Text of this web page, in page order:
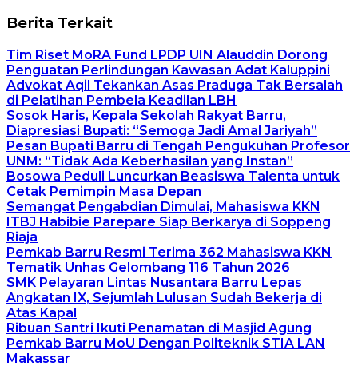
Berita Terkait
Tim Riset MoRA Fund LPDP UIN Alauddin Dorong
Penguatan Perlindungan Kawasan Adat Kaluppini
Advokat Aqil Tekankan Asas Praduga Tak Bersalah
di Pelatihan Pembela Keadilan LBH
Sosok Haris, Kepala Sekolah Rakyat Barru,
Diapresiasi Bupati: “Semoga Jadi Amal Jariyah”
Pesan Bupati Barru di Tengah Pengukuhan Profesor
UNM: “Tidak Ada Keberhasilan yang Instan”
Bosowa Peduli Luncurkan Beasiswa Talenta untuk
Cetak Pemimpin Masa Depan
Semangat Pengabdian Dimulai, Mahasiswa KKN
ITBJ Habibie Parepare Siap Berkarya di Soppeng
Riaja
Pemkab Barru Resmi Terima 362 Mahasiswa KKN
Tematik Unhas Gelombang 116 Tahun 2026
SMK Pelayaran Lintas Nusantara Barru Lepas
Angkatan IX, Sejumlah Lulusan Sudah Bekerja di
Atas Kapal
Ribuan Santri Ikuti Penamatan di Masjid Agung
Pemkab Barru MoU Dengan Politeknik STIA LAN
Makassar